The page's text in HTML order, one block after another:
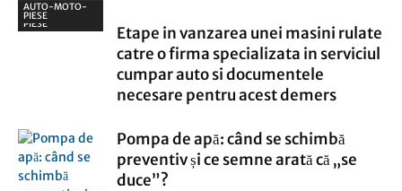
AUTO-MOTO-
PIESE
AUTO-MOTO-
PIESE
Etape in vanzarea unei masini rulate
catre o firma specializata in serviciul
cumpar auto si documentele
necesare pentru acest demers
Pompa de apă: când se schimbă
preventiv și ce semne arată că „se
duce”?